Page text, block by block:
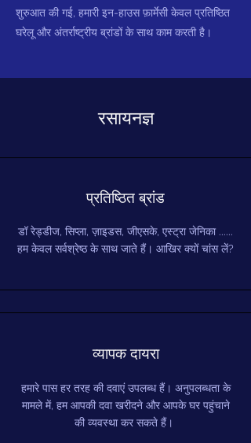
शुरुआत की गई, हमारी इन-हाउस फ़ार्मेसी केवल प्रतिष्ठित
घरेलू और अंतर्राष्ट्रीय ब्रांडों के साथ काम करती है।
रसायनज्ञ
प्रतिष्ठित ब्रांड
डॉ रेड्डीज, सिप्ला, ज़ाइडस, जीएसके, एस्ट्रा जेनिका ......
हम केवल सर्वश्रेष्ठ के साथ जाते हैं। आखिर क्यों चांस लें?
व्यापक दायरा
हमारे पास हर तरह की दवाएं उपलब्ध हैं। अनुपलब्धता के
मामले में, हम आपकी दवा खरीदने और आपके घर पहुंचाने
की व्यवस्था कर सकते हैं।